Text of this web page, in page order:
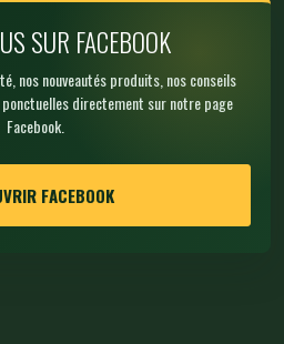
SUR FACEBOOK
nos nouveautés produits, nos conseils
directement sur notre page
Facebook.
FACEBOOK